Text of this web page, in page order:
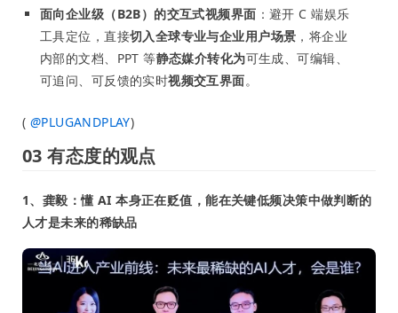
面向企业级（B2B）的交互式视频界面 ：避开 C 端娱乐
工具定位，直接切入全球专业与企业用户场景 ，将企业
内部的文档、PPT 等静态媒介转化为可生成、可编辑、
可追问、可反馈的实时视频交互界面。
( @PLUGANDPLAY)
03 有态度的观点
1、龚毅：懂 AI 本身正在贬值，能在关键低频决策中做判断的
人才是未来的稀缺品